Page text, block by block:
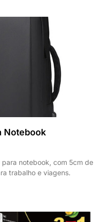
Notebook
notebook, com 5cm de
trabalho e viagens.